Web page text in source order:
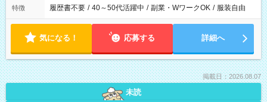
特徴 履歴書不要 / 40～50代活躍中 / 副業・WワークOK / 服装自由
気になる！ 応募する 詳細へ
掲載日：2026.08.07
未読